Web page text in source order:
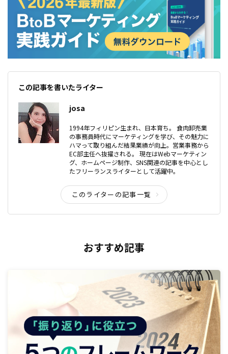
この記事を書いたライター
josa
1994年フィリピン生まれ、日本育ち。 食肉卸売業
の事務員時代にマーケティングを学び、その魅力に
ハマって取り組んだ結果業績が向上。営業事務から
EC部主任へ抜擢される。 現在はWebマーケティン
グ、ホームページ制作、SNS関連の記事を中心とし
たフリーランスライターとして活躍中。
このライターの記事一覧
おすすめ記事